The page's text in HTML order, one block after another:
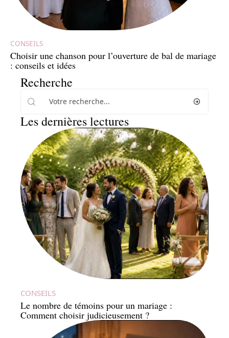
CONSEILS
Choisir une chanson pour l’ouverture de bal de mariage
: conseils et idées
Recherche
Les dernières lectures
CONSEILS
Le nombre de témoins pour un mariage :
Comment choisir judicieusement ?